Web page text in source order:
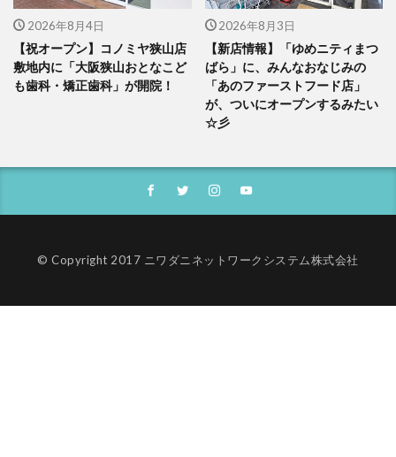
2026年8月4日
【祝オープン】コノミヤ狭山店
敷地内に「大阪狭山おとなこど
も歯科・矯正歯科」が開院！
2026年8月3日
【新店情報】「ゆめニティまつ
ばら」に、みんなおなじみの
「あのファーストフード店」
が、ついにオープンするみたい
☆彡
© Copyright 2017 ニワダニネットワークシステム株式会社